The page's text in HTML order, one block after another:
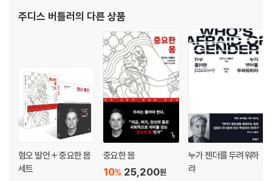
한계에 관하여』로 잘 알려져 있다. 여기서 그녀는
주디스 버틀러의 다른 상품
혐오 발언 + 중요한 몸
세트
중요한 몸
25,200원
10%
누가 젠더를 두려워하
랴